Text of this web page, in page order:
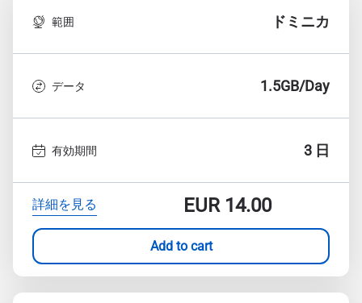
範囲 ドミニカ
データ 1.5GB/Day
有効期間 3 日
詳細を見る EUR14.00
Add to cart